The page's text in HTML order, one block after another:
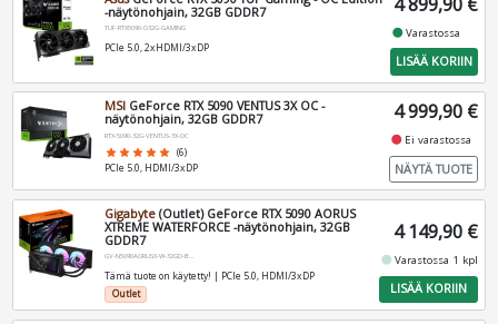
-näytönohjain, 32GB GDDR7
TUF-RTX5090-O32G-GAMING
PCIe 5.0, 2xHDMI/3xDP
fiber_manual_recordVarastossa
LISÄÄ KORIIN
MSI GeForce RTX 5090 VENTUS 3X OC -
näytönohjain, 32GB GDDR7
RTX-5090-32G-VENTUS-3X-OC
star star star star star (6)
PCIe 5.0, HDMI/3xDP
4 999,90 €
fiber_manual_record Ei varastossa
NÄYTÄ TUOTE
Gigabyte (Outlet) GeForce RTX 5090 AORUS
XTREME WATERFORCE -näytönohjain, 32GB
GDDR7
GV-N5090AORUSX-W-32GD-BST2
Tämä tuote on käytetty! | PCIe 5.0, HDMI/3xDP
Outlet
4 149,90 €
fiber_manual_record Varastossa 1 kpl
LISÄÄ KORIIN